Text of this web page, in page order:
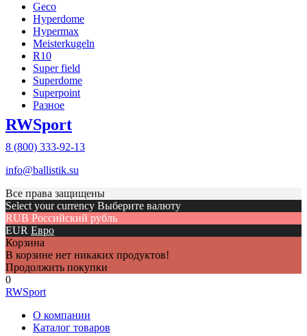
Geco
Hyperdome
Hypermax
Meisterkugeln
R10
Super field
Superdome
Superpoint
Разное
RWSport
8 (800) 333-92-13
info@ballistik.su
Все права защищены
Select your currency Выберите валюту
RUB Российский рубль
EUR Евро
Корзина
В корзине нет никаких продуктов!
Продолжить покупки
0
RWSpоrt
О компании
Каталог товаров